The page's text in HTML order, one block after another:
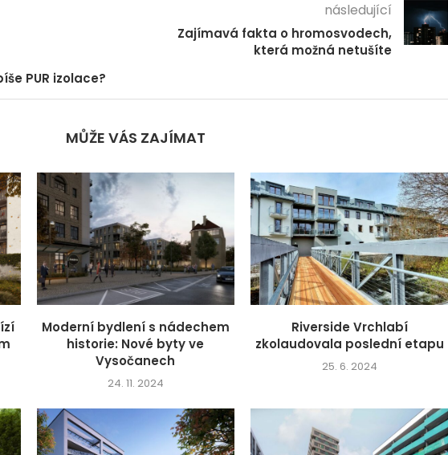
PUR izolace?
následující
Zajímavá fakta o hromosvodech,
která možná netušíte
MŮŽE VÁS ZAJÍMAT
Moderní bydlení s nádechem
historie: Nové byty ve
Vysočanech
24. 11. 2024
Riverside Vrchlabí
zkolaudovala poslední etapu
25. 6. 2024